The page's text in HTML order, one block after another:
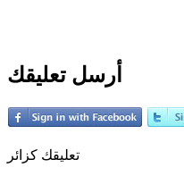
أرسل تعليقك
تعليقك كزائر